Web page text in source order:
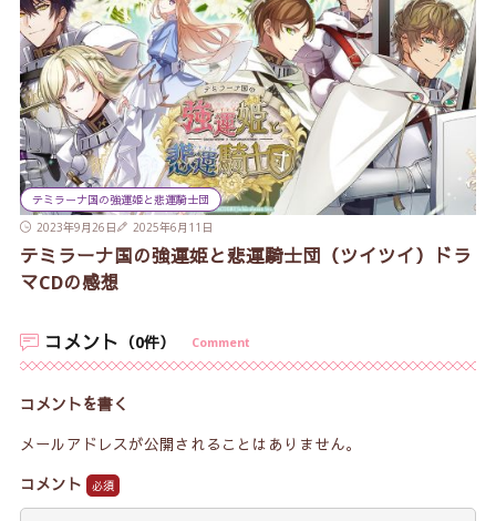
テミラーナ国の強運姫と悲運騎士団
2023年9月26日
2025年6月11日
テミラーナ国の強運姫と悲運騎士団（ツイツイ）ドラ
マCDの感想
コメント （0件） Comment
コメントを書く
メールアドレスが公開されることはありません。
コメント